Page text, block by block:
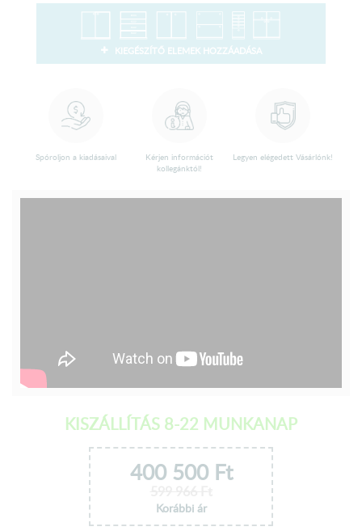
KIEGÉSZÍTŐ ELEMEK HOZZÁADÁSA
Spóroljon a kiadásaival
Kérjen információt
kollegánktól!
Legyen elégedett Vásárlónk!
KISZÁLLÍTÁS 8-22 MUNKANAP
400 500Ft
Korábbi ár